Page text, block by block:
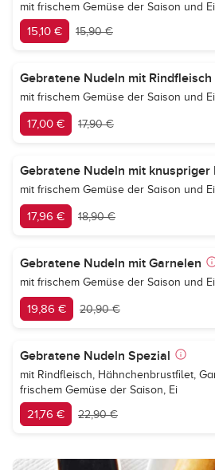
mit frischem Gemüse der Saison und Ei
15,10 € 15,90 €
Gebratene Nudeln mit Rindfleisch
mit frischem Gemüse der Saison und Ei
17,00 € 17,90 €
Gebratene Nudeln mit knuspriger
mit frischem Gemüse der Saison und Ei
17,96 € 18,90 €
Gebratene Nudeln mit Garnelen
mit frischem Gemüse der Saison und Ei
19,86 € 20,90 €
Gebratene Nudeln Spezial
mit Rindfleisch, Hähnchenbrustfilet,
frischem Gemüse der Saison, Ei
21,76 € 22,90 €